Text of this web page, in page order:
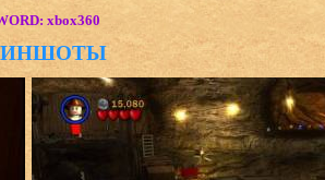
xbox360